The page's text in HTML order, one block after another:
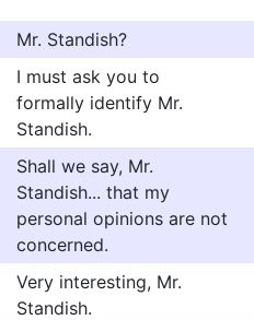
Mr. Standish?
I must ask you to
formally identify Mr.
Standish.
Shall we say, Mr.
Standish... that my
personal opinions are not
concerned.
Very interesting, Mr.
Standish.